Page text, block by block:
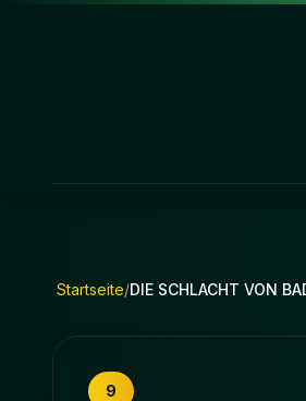
Startseite/DIE SCHLACHT VON
9